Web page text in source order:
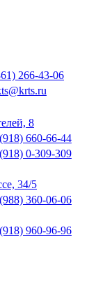
266-43-06
8
660-66-44
0-309-309
34/5
360-06-06
960-96-96